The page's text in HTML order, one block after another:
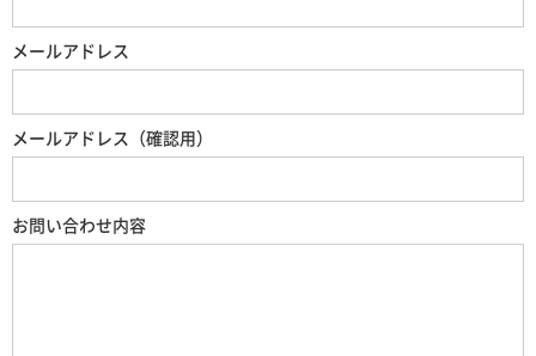
メールアドレス
メールアドレス（確認用）
お問い合わせ内容